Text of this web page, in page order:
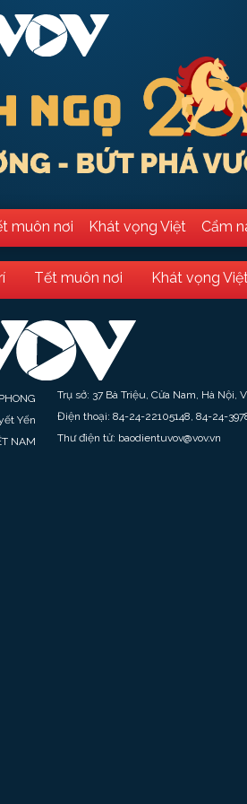
muôn nơi Khát vọng Việt Cẩm
Tết muôn nơi Khát vọng
Yến
NAM
Trụ sở: 37 Bà Triệu, Cửa Nam, Hà Nội,
Điện thoại: 84-24-22105148, 84-24-
Thư điện tử: baodientuvov@vov.vn